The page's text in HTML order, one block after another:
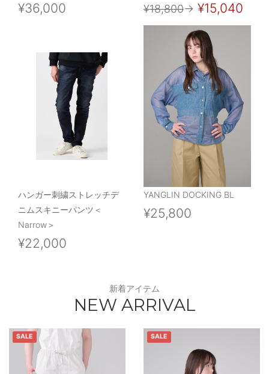
¥36,000 ¥18,800→ ¥15,040
ハンガー刺繍ストレッチデ
ニムスキニーパンツ＜
Narrow＞
¥22,000
YANGLIN DOCKING BL
¥25,800
新着アイテム
NEW ARRIVAL
SALE SALE